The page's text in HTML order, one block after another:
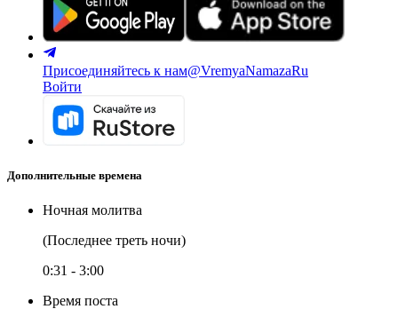
Присоединяйтесь к нам@VremyaNamazaRu
Войти
Дополнительные времена
Ночная молитва
(Последнее треть ночи)
0:31 - 3:00
Время поста